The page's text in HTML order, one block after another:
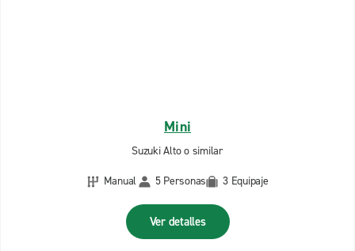
Mini
Suzuki Alto o similar
Manual
5 Personas 3 Equipaje
Ver detalles